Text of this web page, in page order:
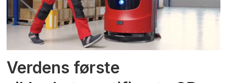
Verdens første